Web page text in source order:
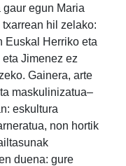
egun Maria
hil zelako:
Euskal Herriko eta
Jimenez ez
Gainera, arte
maskulinizatua–
eskultura
non hortik
duena: gure